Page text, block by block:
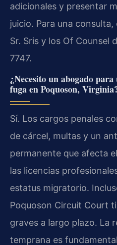
adicionales y presentar
juicio. Para una
Sr. Sris y los Of Counsel
7747.
¿Necesito un abogado
fuga en Poquoson,
Sí. Los cargos penales
de cárcel, multas y un
permanente que afecta
las licencias
estatus migratorio.
Poquoson Circuit Court
graves a largo plazo. La
temprana es